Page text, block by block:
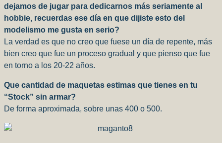
dejamos de jugar para dedicarnos más seriamente al
hobbie, recuerdas ese día en que dijiste esto del
modelismo me gusta en serio?
La verdad es que no creo que fuese un día de repente, más
bien creo que fue un proceso gradual y que pienso que fue
en torno a los 20-22 años.
Que cantidad de maquetas estimas que tienes en tu
“Stock” sin armar?
De forma aproximada, sobre unas 400 o 500.